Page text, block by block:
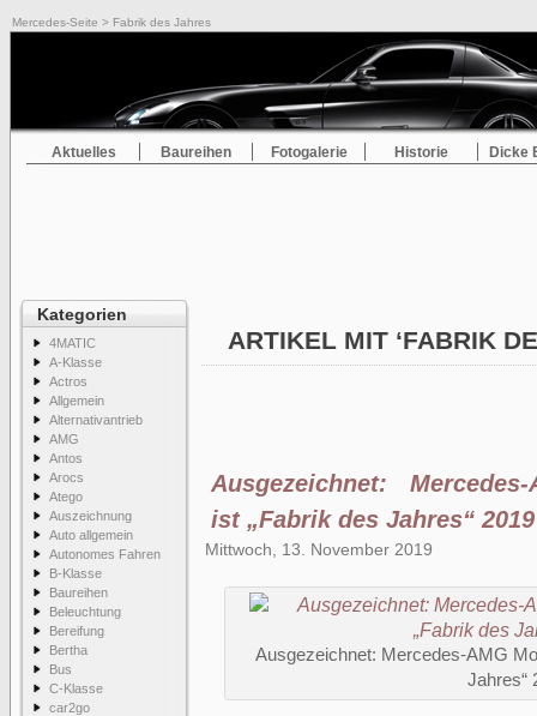
Mercedes-Seite > Fabrik des Jahres
Aktuelles Baureihen Fotogalerie Historie Dicke
Kategorien
4MATIC
A-Klasse
Actros
Allgemein
Alternativantrieb
AMG
Antos
Arocs
Atego
Auszeichnung
Auto allgemein
Autonomes Fahren
B-Klasse
Baureihen
Beleuchtung
Bereifung
Bertha
Bus
C-Klasse
car2go
ARTIKEL MIT ‘FABRIK
Ausgezeichnet:
ist „Fabrik des Jahres“ 2019
Mittwoch, 13. November 2019
Ausgezeichnet: Mercedes-AMG
Jahres“